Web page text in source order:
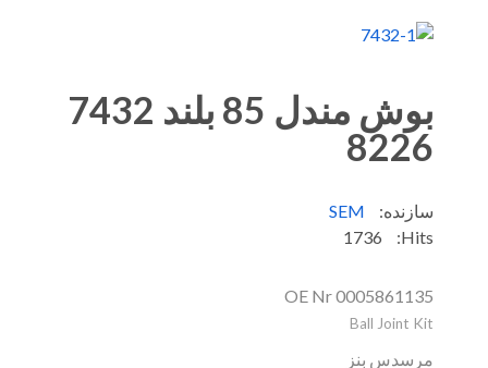
بوش مندل 85 بلند 7432
8226
سازنده:
SEM
Hits:
1736
OE Nr 0005861135
Ball Joint Kit
مرسدس بنز